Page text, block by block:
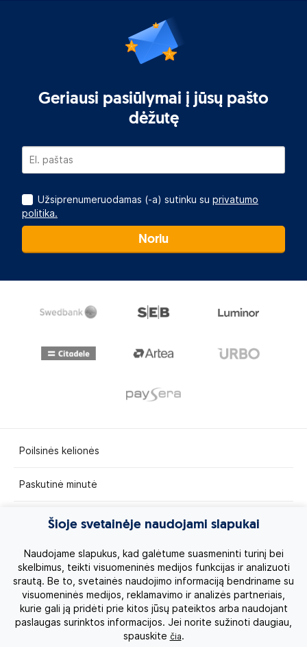
Geriausi pasiūlymai į jūsų pašto
dėžutę
Užsiprenumeruodamas (-a) sutinku su privatumo
politika.
Noriu
Poilsinės kelionės
Paskutinė minutė
Egzotinės kelionės
Kruizai
Kelionės po Lietuvą
Apie mus
Šioje svetainėje naudojami slapukai
Naudojame slapukus, kad galėtume suasmeninti turinį bei
skelbimus, teikti visuomeninės medijos funkcijas ir analizuoti
srautą. Be to, svetainės naudojimo informaciją bendriname su
visuomeninės medijos, reklamavimo ir analizės partneriais,
kurie gali ją pridėti prie kitos jūsų pateiktos arba naudojant
paslaugas surinktos informacijos. Jei norite sužinoti daugiau,
spauskite čia.